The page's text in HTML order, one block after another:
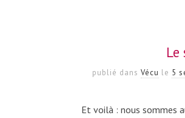
publié dans Vécu le 5
Et voilà : nous sommes